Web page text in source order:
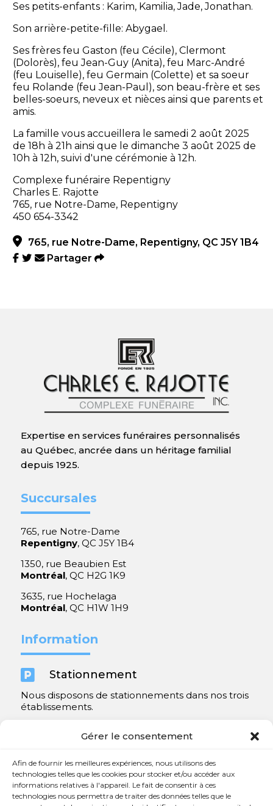
Gérer le consentement
Afin de fournir les meilleures expériences, nous utilisons des
technologies telles que les cookies pour stocker et/ou accéder aux
informations relatives à l'appareil. Le fait de consentir à ces
technologies nous permettra de traiter des données telles que le
Ses petits-enfants : Karim, Kamilia, Jade, Jonathan.
Son arrière-petite-fille: Abygael.
Ses frères feu Gaston (feu Cécile), Clermont
(Dolorès), feu Jean-Guy (Anita), feu Marc-André
(feu Louiselle), feu Germain (Colette) et sa soeur
feu Rolande (feu Jean-Paul), son beau-frère et ses
belles-soeurs, neveux et nièces ainsi que parents et
amis.
La famille vous accueillera le samedi 2 août 2025
de 18h à 21h ainsi que le dimanche 3 août 2025 de
10h à 12h, suivi d'une cérémonie à 12h.
Complexe funéraire Repentigny
Charles E. Rajotte
765, rue Notre-Dame, Repentigny
450 654-3342
765, rue Notre-Dame, Repentigny, QC J5Y 1B4
Partager
Expertise en services funéraires personnalisés
au Québec, ancrée dans un héritage familial
depuis 1925.
Succursales
765, rue Notre-Dame
Repentigny, QC J5Y 1B4
1350, rue Beaubien Est
Montréal, QC H2G 1K9
3635, rue Hochelaga
Montréal, QC H1W 1H9
Information
 Stationnement
Nous disposons de stationnements dans nos trois
établissements.
Contact
 450 654-3342